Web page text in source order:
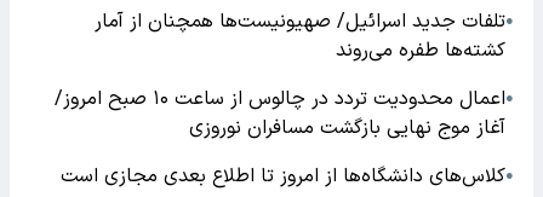
●تلفات جدید اسرائیل/ صهیونیست‌ها همچنان از آمار
کشته‌ها طفره می‌روند
●
اعمال محدودیت تردد در چالوس از ساعت ۱۰ صبح امروز/
آغاز موج نهایی بازگشت مسافران نوروزی
●کلاس‌های دانشگاه‌ها از امروز تا اطلاع بعدی مجازی است